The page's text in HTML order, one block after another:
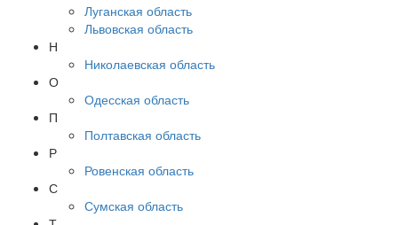
Луганская область
Львовская область
Н
Николаевская область
О
Одесская область
П
Полтавская область
Р
Ровенская область
С
Сумская область